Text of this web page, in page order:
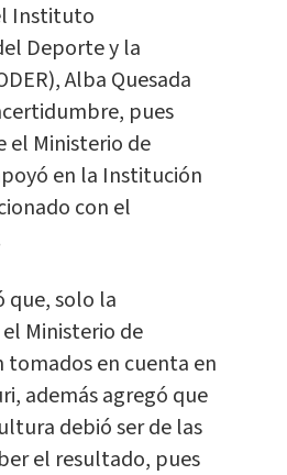
Instituto
Deporte y la
Alba Quesada
pues
el Ministerio de
en la Institución
con el
que, solo la
Ministerio de
en cuenta en
además agregó que
debió ser de las
el resultado, pues